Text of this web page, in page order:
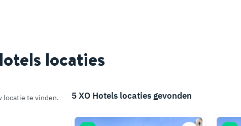
locaties
locatie te vinden. 5XO Hotelslocaties gevonden